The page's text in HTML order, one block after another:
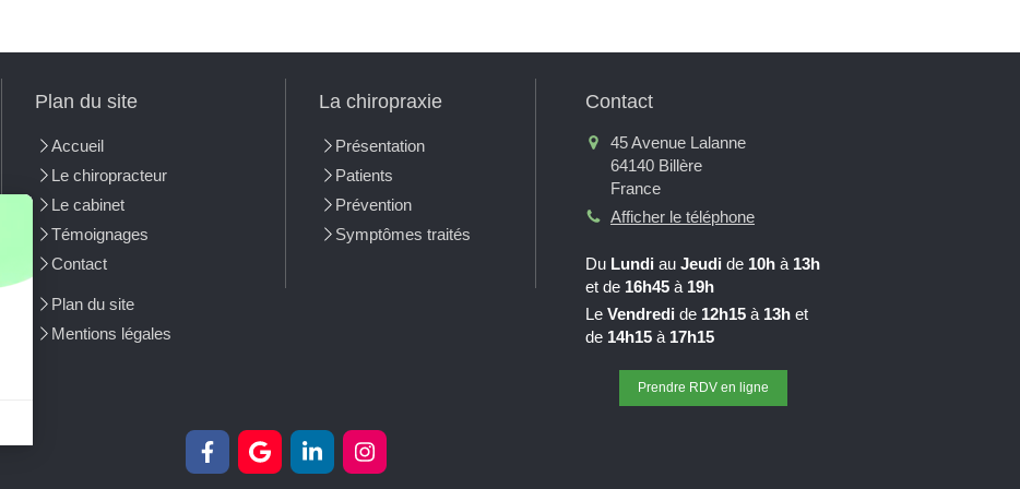
Plan du site
Accueil
Le chiropracteur
Le cabinet
Témoignages
Contact
Plan du site
Mentions légales
La chiropraxie
Présentation
Patients
Prévention
Symptômes traités
Contact
45 Avenue Lalanne
64140 Billère
France
Afficher le téléphone
Du Lundi au Jeudi de 10h à 13h
et de 16h45 à 19h
Le Vendredi de 12h15 à 13h et
de 14h15 à 17h15
Prendre RDV en ligne